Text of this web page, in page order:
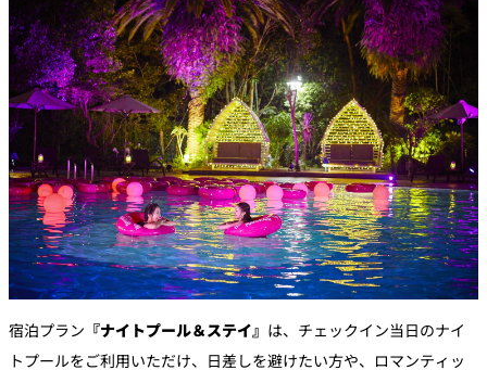
宿泊プラン 『ナイトプール＆ステイ』 は、チェックイン当日のナイ
トプールをご利用いただけ、日差しを避けたい方や、ロマンティッ